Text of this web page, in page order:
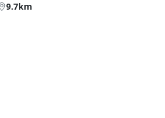
9.7km